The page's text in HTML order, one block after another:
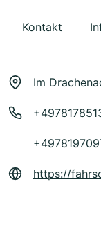
Kontakt
Im
https://